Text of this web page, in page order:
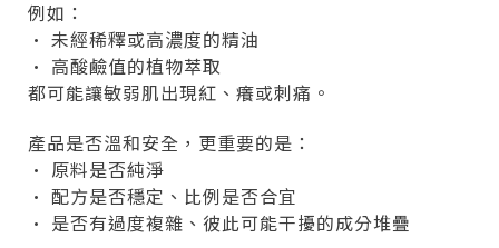
例如：
• 未經稀釋或高濃度的精油
• 高酸鹼值的植物萃取
都可能讓敏弱肌出現紅、癢或刺痛。
產品是否溫和安全，更重要的是：
• 原料是否純淨
• 配方是否穩定、比例是否合宜
• 是否有過度複雜、彼此可能干擾的成分堆疊